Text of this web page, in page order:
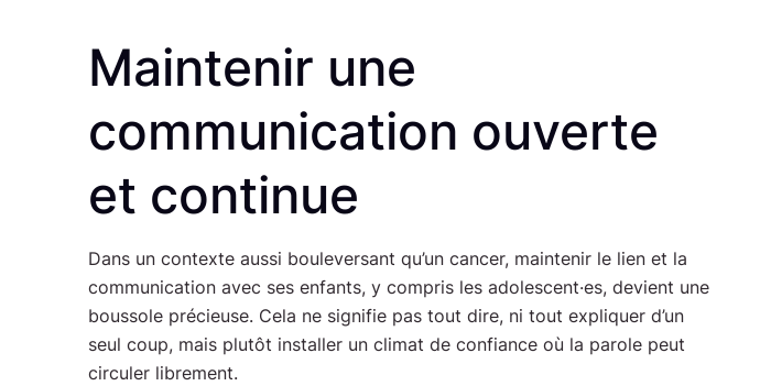
Maintenir une
communication ouverte
et continue
Dans un contexte aussi bouleversant qu’un cancer, maintenir le lien et la
communication avec ses enfants, y compris les adolescent·es, devient une
boussole précieuse. Cela ne signifie pas tout dire, ni tout expliquer d’un
seul coup, mais plutôt installer un climat de confiance où la parole peut
circuler librement.